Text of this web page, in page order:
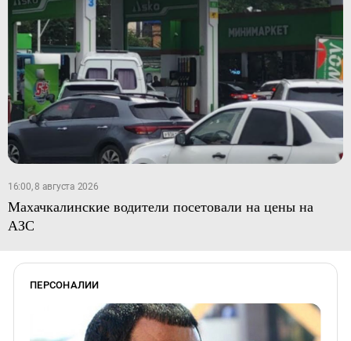
16:00, 8 августа 2026
Махачкалинские водители посетовали на цены на
АЗС
ПЕРСОНАЛИИ